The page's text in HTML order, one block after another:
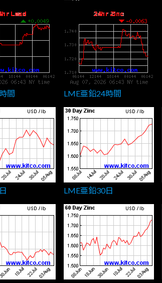
間 LME亜鉛24時間
LME亜鉛30日